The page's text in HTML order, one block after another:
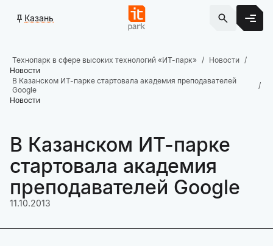
Казань
Технопарк в сфере высоких технологий «ИТ-парк»
Новости
Новости
В Казанском ИТ-парке стартовала академия преподавателей
Google
Новости
В Казанском ИТ-парке
стартовала академия
преподавателей Google
11.10.2013